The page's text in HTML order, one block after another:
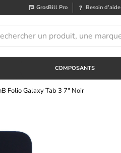
GrosBill Pro Besoin d’aide
COMPOSANTS
Folio Galaxy Tab 3 7" Noir